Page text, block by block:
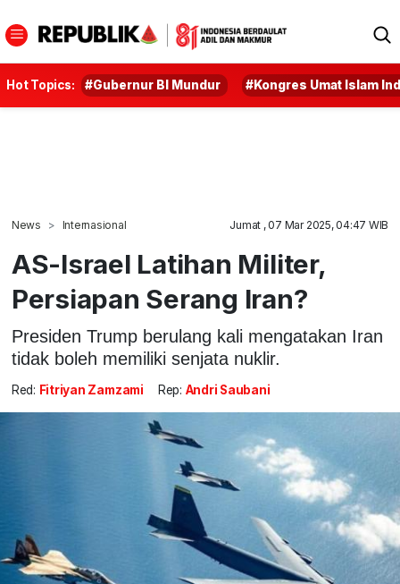
Hot Topics: #Gubernur BI Mundur #Kongres Umat Islam
News Internasional Jumat , 07 Mar 2025, 04:47 WIB
AS-Israel Latihan Militer,
Persiapan Serang Iran?
Presiden Trump berulang kali mengatakan Iran
tidak boleh memiliki senjata nuklir.
Red: Fitriyan Zamzami Rep: Andri Saubani